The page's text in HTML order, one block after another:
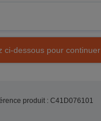
ci-dessous pour
produit : C41D076101